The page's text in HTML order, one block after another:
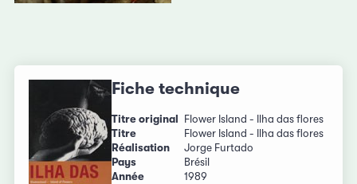
Fiche technique
Titre original
Flower Island - Ilha das flores
Titre
Flower Island - Ilha das flores
Réalisation
Jorge Furtado
Pays
Brésil
Année
1989